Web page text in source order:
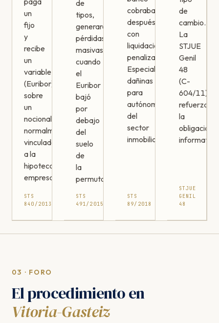
un
fijo
y
recibe
un
variable
(Euribor)
sobre
un
nocional,
normalmente
vinculado
a la
hipoteca
empresarial.
STS
840/2013
de
tipos,
generaron
pérdidas
masivas
cuando
el
Euribor
bajó
por
debajo
del
suelo
de
la
permuta.
STS
491/2015
cobraba
después
con
liquidaciones
penalizadoras.
Especialmente
dañinas
para
autónomos
del
sector
inmobiliario.
STS
89/2018
de
cambio.
La
STJUE
Genil
48
(C-
604/11)
refuerza
la
obligación
STJUE
GENIL
48
03 · FORO
El procedimiento en
Vitoria-Gasteiz